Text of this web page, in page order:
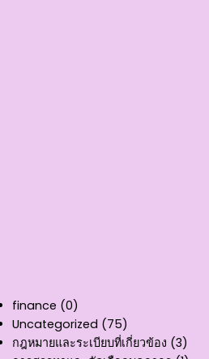
finance (0)
Uncategorized (75)
กฎหมายและระเบียบที่เกี่ยวข้อง (3)